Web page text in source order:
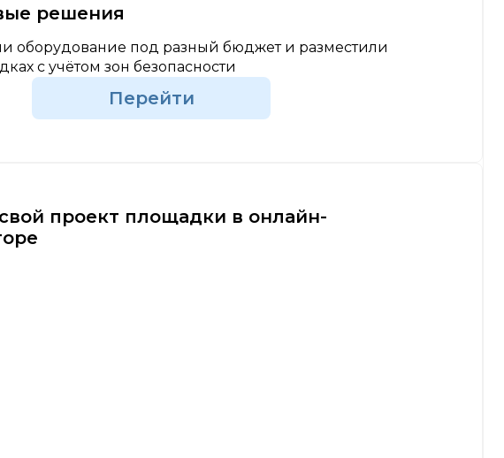
решения
оборудование под разный бюджет и разместили
с учётом зон безопасности
Перейти
проект площадки в онлайн-